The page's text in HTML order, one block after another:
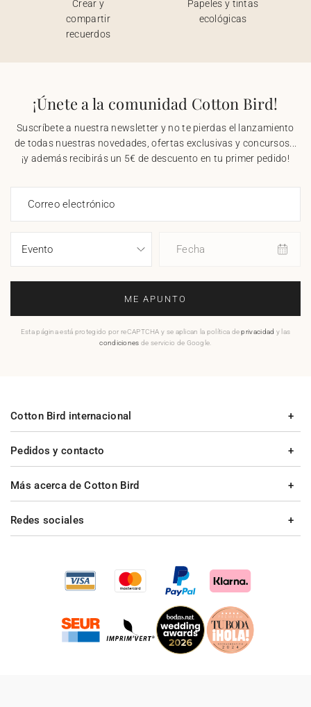
Crear y
compartir
recuerdos
Papeles y tintas
ecológicas
¡Únete a la comunidad Cotton Bird!
Suscríbete a nuestra newsletter y no te pierdas el lanzamiento
de todas nuestras novedades, ofertas exclusivas y concursos...
¡y además recibirás un 5€ de descuento en tu primer pedido!
Correo electrónico
Fecha
ME APUNTO
Esta página está protegido por reCAPTCHA y se aplican la política deprivacidad y las
condiciones de servicio de Google.
Pedidos y contacto
Más acerca de Cotton Bird
Cotton Bird internacional
Redes sociales